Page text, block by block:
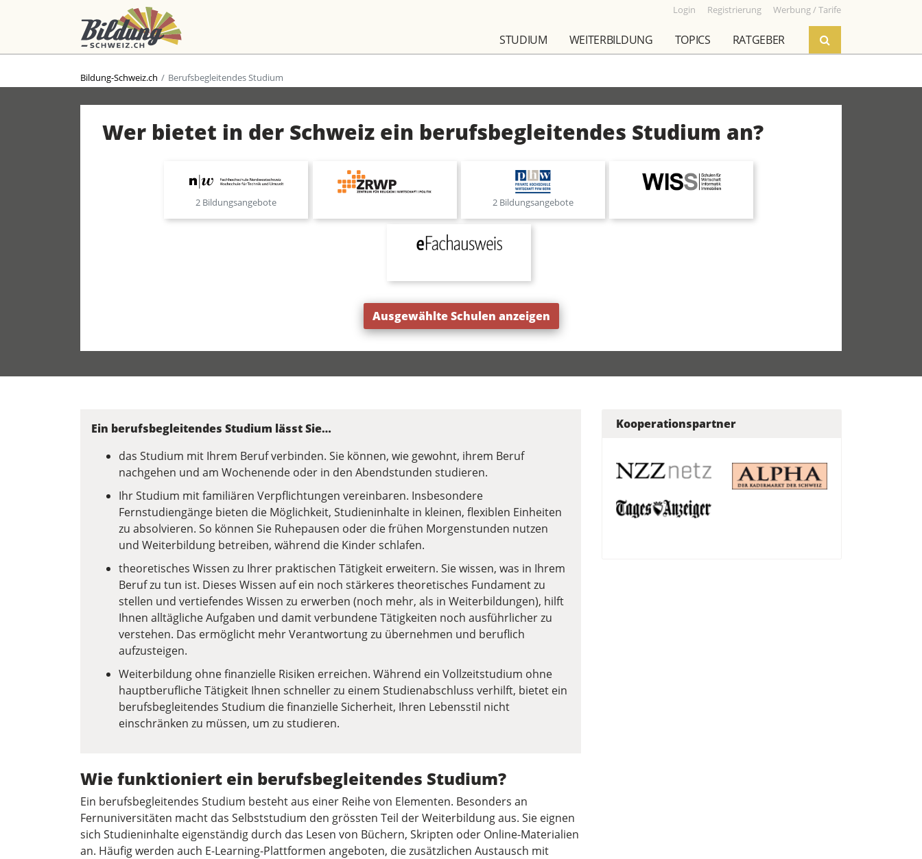
Login Registrierung Werbung / Tarife
STUDIUM WEITERBILDUNG TOPICS RATGEBER
Bildung-Schweiz.ch Berufsbegleitendes Studium
Wer bietet in der Schweiz ein berufsbegleitendes Studium an?
2 Bildungsangebote 2 Bildungsangebote
Ausgewählte Schulen anzeigen
Ein berufsbegleitendes Studium lässt Sie…
das Studium mit Ihrem Beruf verbinden. Sie können, wie gewohnt, ihrem Beruf
nachgehen und am Wochenende oder in den Abendstunden studieren.
Ihr Studium mit familiären Verpflichtungen vereinbaren. Insbesondere
Fernstudiengänge bieten die Möglichkeit, Studieninhalte in kleinen, flexiblen Einheiten
zu absolvieren. So können Sie Ruhepausen oder die frühen Morgenstunden nutzen
und Weiterbildung betreiben, während die Kinder schlafen.
theoretisches Wissen zu Ihrer praktischen Tätigkeit erweitern. Sie wissen, was in Ihrem
Beruf zu tun ist. Dieses Wissen auf ein noch stärkeres theoretisches Fundament zu
stellen und vertiefendes Wissen zu erwerben (noch mehr, als in Weiterbildungen), hilft
Ihnen alltägliche Aufgaben und damit verbundene Tätigkeiten noch ausführlicher zu
verstehen. Das ermöglicht mehr Verantwortung zu übernehmen und beruflich
aufzusteigen.
Weiterbildung ohne finanzielle Risiken erreichen. Während ein Vollzeitstudium ohne
hauptberufliche Tätigkeit Ihnen schneller zu einem Studienabschluss verhilft, bietet ein
berufsbegleitendes Studium die finanzielle Sicherheit, Ihren Lebensstil nicht
einschränken zu müssen, um zu studieren.
Wie funktioniert ein berufsbegleitendes Studium?
Ein berufsbegleitendes Studium besteht aus einer Reihe von Elementen. Besonders an
Fernuniversitäten macht das Selbststudium den grössten Teil der Weiterbildung aus. Sie eignen
sich Studieninhalte eigenständig durch das Lesen von Büchern, Skripten oder Online-Materialien
an. Häufig werden auch E-Learning-Plattformen angeboten, die zusätzlichen Austausch mit
Kooperationspartner